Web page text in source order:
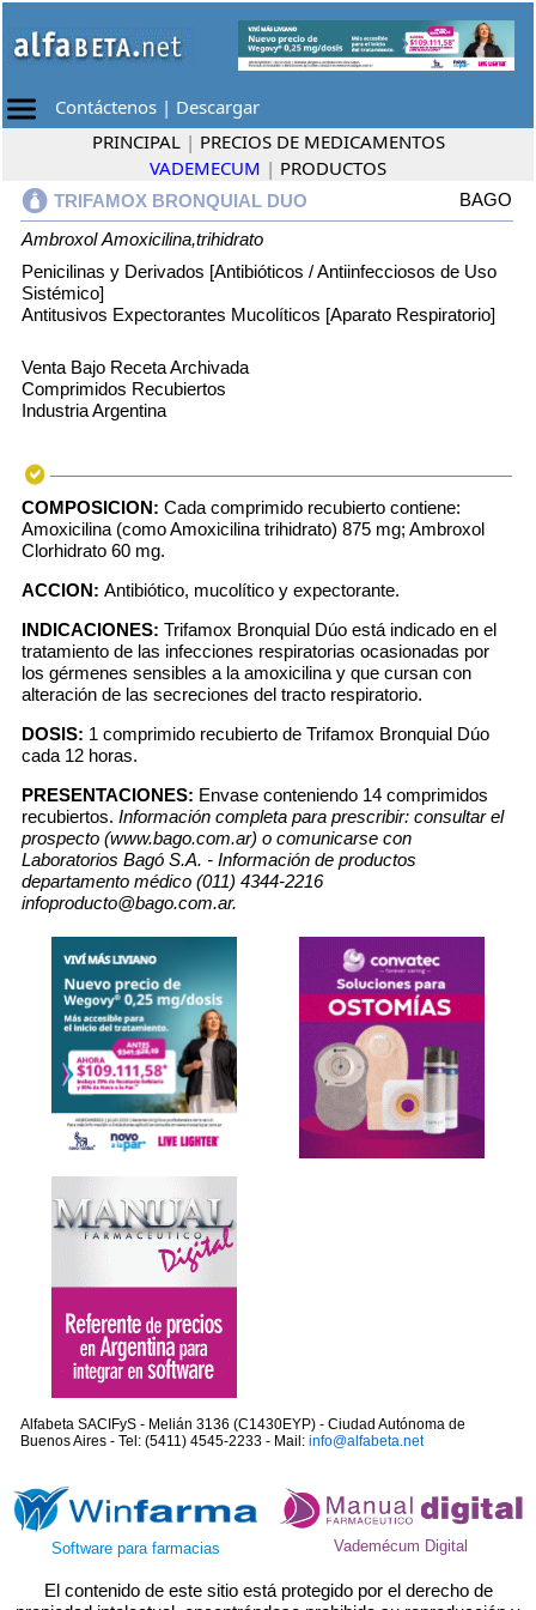
Contáctenos | Descargar
PRINCIPAL | PRECIOS DE MEDICAMENTOS
VADEMECUM | PRODUCTOS
TRIFAMOX BRONQUIAL DUO
BAGO
Ambroxol Amoxicilina,trihidrato
Penicilinas y Derivados [Antibióticos / Antiinfecciosos de Uso
Sistémico]
Antitusivos Expectorantes Mucolíticos [Aparato Respiratorio]
Venta Bajo Receta Archivada
Comprimidos Recubiertos
Industria Argentina
COMPOSICION: Cada comprimido recubierto contiene:
Amoxicilina (como Amoxicilina trihidrato) 875 mg; Ambroxol
Clorhidrato 60 mg.
ACCION: Antibiótico, mucolítico y expectorante.
INDICACIONES: Trifamox Bronquial Dúo está indicado en el
tratamiento de las infecciones respiratorias ocasionadas por
los gérmenes sensibles a la amoxicilina y que cursan con
alteración de las secreciones del tracto respiratorio.
DOSIS: 1 comprimido recubierto de Trifamox Bronquial Dúo
cada 12 horas.
PRESENTACIONES: Envase conteniendo 14 comprimidos
recubiertos. Información completa para prescribir: consultar el
prospecto (www.bago.com.ar) o comunicarse con
Laboratorios Bagó S.A. - Información de productos
departamento médico (011) 4344-2216
infoproducto@bago.com.ar.
Alfabeta SACIFyS - Melián 3136 (C1430EYP) - Ciudad Autónoma de
Buenos Aires - Tel: (5411) 4545-2233 - Mail: info@alfabeta.net
Software para farmacias Vademécum Digital
El contenido de este sitio está protegido por el derecho de